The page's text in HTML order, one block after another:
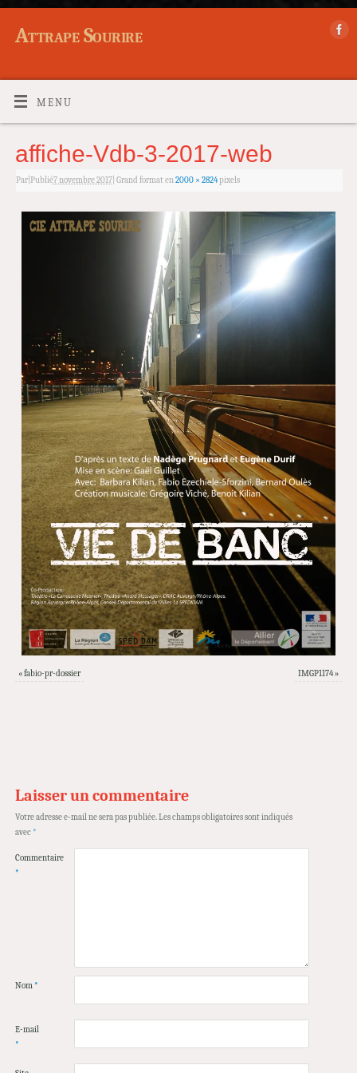
Attrape Sourire
MENU
affiche-Vdb-3-2017-web
Par| Publié7 novembre 2017| Grand format en2000 × 2824pixels
«fabio-pr-dossier IMGP1174»
Laisser un commentaire
Votre adresse e-mail ne sera pas publiée.Les champs obligatoires sont indiqués
avec *
Commentaire
*
Nom*
E-mail
*